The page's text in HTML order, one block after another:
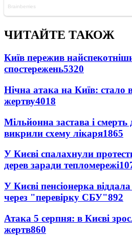
ЧИТАЙТЕ ТАКОЖ
Київ пережив
спостережень5320
Нічна атака на Київ: стало
жертву4018
Мільйонна застава і смерть
викрили схему лікаря1865
У Києві спалахнули
дерев заради тепломережі
У Києві пенсіонерка
через "перевірку СБУ"892
Атака 5 серпня: в Києві
жертв860